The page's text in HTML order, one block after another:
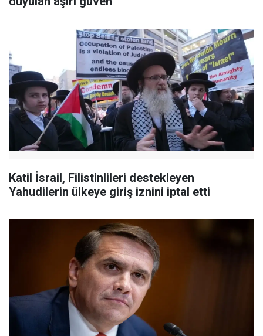
Katil İsrail, Filistinlileri destekleyen
Yahudilerin ülkeye giriş iznini iptal etti